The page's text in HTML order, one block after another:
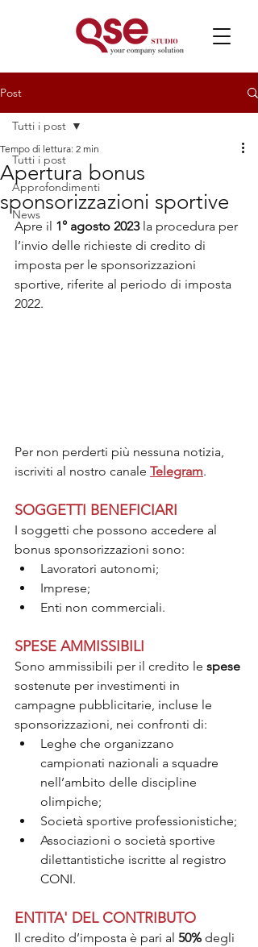
Post
Tutti i post
Approfondimenti
News
Tutti i post
Apertura bonus
sponsorizzazioni sportive
Tempo di lettura: 2 min
Apre il 1° agosto 2023 la procedura per
l’invio delle richieste di credito di
imposta per le sponsorizzazioni
sportive, riferite al periodo di imposta
2022.
Per non perderti più nessuna notizia,
iscriviti al nostro canale Telegram.
SOGGETTI BENEFICIARI
I soggetti che possono accedere al
bonus sponsorizzazioni sono:
Lavoratori autonomi;
Imprese;
Enti non commerciali.
SPESE AMMISSIBILI
Sono ammissibili per il credito le spese
sostenute per investimenti in
campagne pubblicitarie, incluse le
sponsorizzazioni, nei confronti di:
Leghe che organizzano
campionati nazionali a squadre
nell’ambito delle discipline
olimpiche;
Società sportive professionistiche;
Associazioni o società sportive
dilettantistiche iscritte al registro
CONI.
ENTITA' DEL CONTRIBUTO
Il credito d’imposta è pari al 50% degli